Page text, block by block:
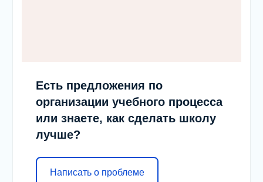
Есть предложения по
организации учебного процесса
или знаете, как сделать школу
лучше?
Написать о проблеме